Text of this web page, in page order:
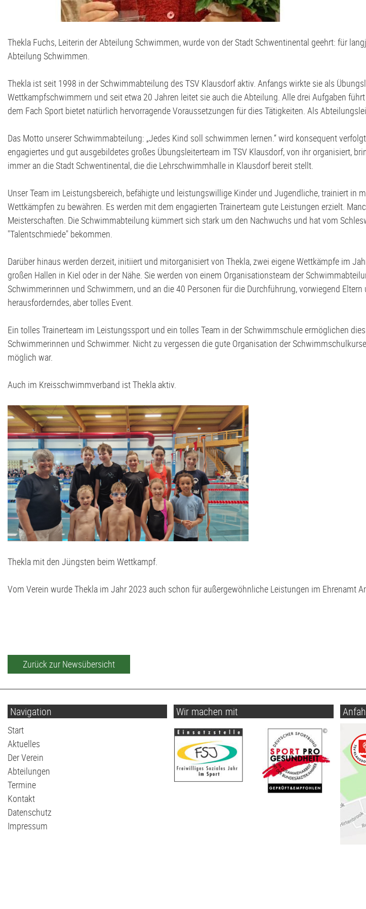
Thekla Fuchs, Leiterin der Abteilung Schwimmen, wurde von der Stadt Schwentinental geehrt: für
Abteilung Schwimmen.
Thekla ist seit 1998 in der Schwimmabteilung des TSV Klausdorf aktiv. Anfangs wirkte sie als
Wettkampfschwimmern und seit etwa 20 Jahren leitet sie auch die Abteilung. Alle drei Aufgaben
dem Fach Sport bietet natürlich hervorragende Voraussetzungen für dies Tätigkeiten. Als
Das Motto unserer Schwimmabteilung: „Jedes Kind soll schwimmen lernen.“ wird konsequent
engagiertes und gut ausgebildetes großes Übungsleiterteam im TSV Klausdorf, von ihr organisiert,
immer an die Stadt Schwentinental, die die Lehrschwimmhalle in Klausdorf bereit stellt.
Unser Team im Leistungsbereich, befähigte und leistungswillige Kinder und Jugendliche, trainiert in
Wettkämpfen zu bewähren. Es werden mit dem engagierten Trainerteam gute Leistungen erzielt.
Meisterschaften. Die Schwimmabteilung kümmert sich stark um den Nachwuchs und hat vom
"Talentschmiede" bekommen.
Darüber hinaus werden derzeit, initiiert und mitorganisiert von Thekla, zwei eigene Wettkämpfe im
großen Hallen in Kiel oder in der Nähe. Sie werden von einem Organisationsteam der
Schwimmerinnen und Schwimmern, und an die 40 Personen für die Durchführung, vorwiegend
herausforderndes, aber tolles Event.
Ein tolles Trainerteam im Leistungssport und ein tolles Team in der Schwimmschule ermöglichen
Schwimmerinnen und Schwimmer. Nicht zu vergessen die gute Organisation der
möglich war.
Auch im Kreisschwimmverband ist Thekla aktiv.
Thekla mit den Jüngsten beim Wettkampf.
Vom Verein wurde Thekla im Jahr 2023 auch schon für außergewöhnliche Leistungen im Ehrenamt
Zurück zur Newsübersicht
Navigation
Navigation
überspringen
Start
Aktuelles
Der Verein
Abteilungen
Termine
Kontakt
Datenschutz
Impressum
Wir machen mit
G2-Jugend - TSV Klausdorf U6